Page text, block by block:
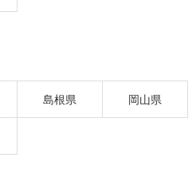
島根県 岡山県